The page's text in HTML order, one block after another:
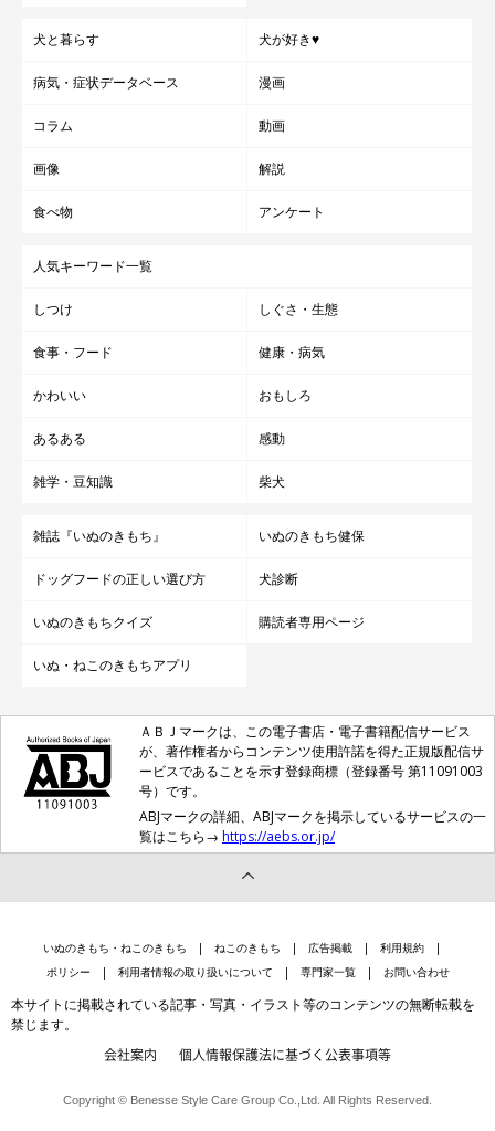
犬と暮らす 犬が好き♥
病気・症状データベース 漫画
コラム 動画
画像 解説
食べ物 アンケート
人気キーワード一覧
しつけ しぐさ・生態
食事・フード 健康・病気
かわいい おもしろ
あるある 感動
雑学・豆知識 柴犬
雑誌『いぬのきもち』 いぬのきもち健保
ドッグフードの正しい選び方 犬診断
いぬのきもちクイズ 購読者専用ページ
いぬ・ねこのきもちアプリ
ＡＢＪマークは、この電子書店・電子書籍配信サービス
が、著作権者からコンテンツ使用許諾を得た正規版配信サ
ービスであることを示す登録商標（登録番号 第11091003
号）です。
ABJマークの詳細、ABJマークを掲示しているサービスの一
覧はこちら→ https://aebs.or.jp/
いぬのきもち・ねこのきもち ねこのきもち 広告掲載
利用規約
ポリシー
利用者情報の取り扱いについて 専門家一覧 お問い合わせ
本サイトに掲載されている記事・写真・イラスト等のコンテンツの無断転載を
禁じます。
会社案内 個人情報保護法に基づく公表事項等
Copyright © Benesse Style Care Group Co.,Ltd. All Rights Reserved.